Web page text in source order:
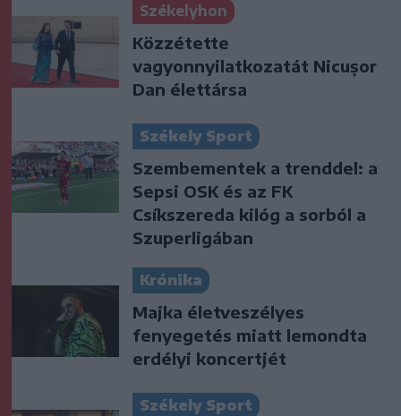
Székelyhon
Közzétette
vagyonnyilatkozatát Nicușor
Dan élettársa
Székely Sport
Szembementek a trenddel: a
Sepsi OSK és az FK
Csíkszereda kilóg a sorból a
Szuperligában
Krónika
Majka életveszélyes
fenyegetés miatt lemondta
erdélyi koncertjét
Székely Sport